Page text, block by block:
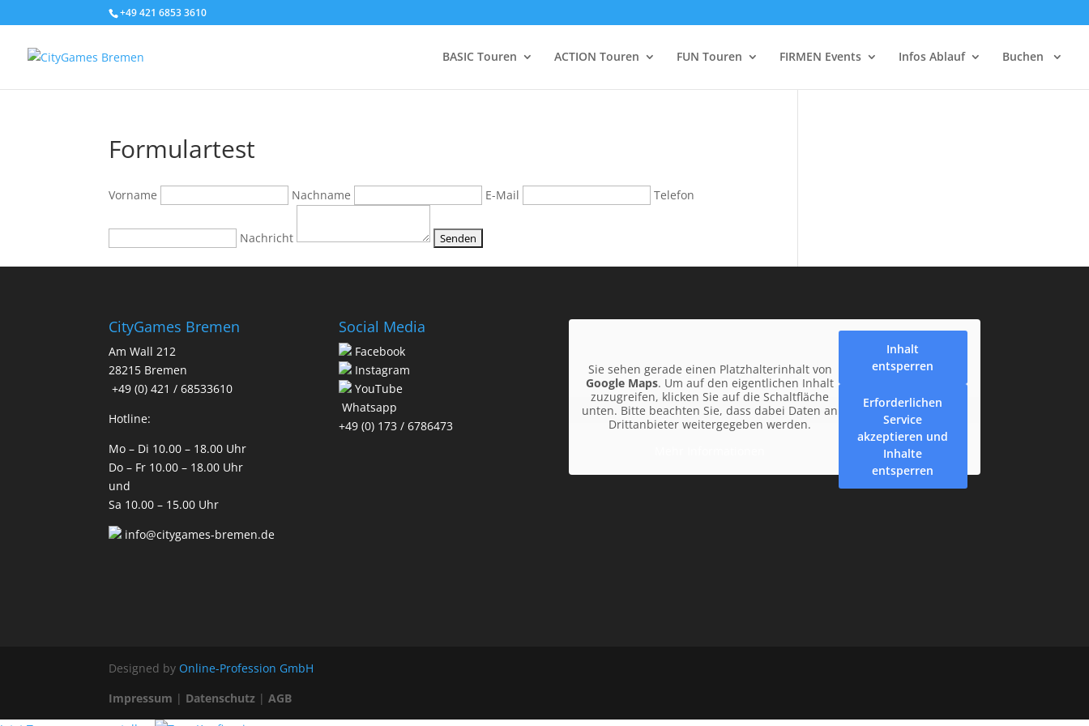
+49 421 6853 3610
BASIC Touren ACTION Touren FUN Touren FIRMEN Events Infos Ablauf Buchen
Formulartest
Vorname Nachname E-Mail Telefon
Nachricht
CityGames Bremen
Am Wall 212
28215 Bremen
+49 (0) 421 / 68533610
Hotline:
Mo – Di 10.00 – 18.00 Uhr
Do – Fr 10.00 – 18.00 Uhr
und
Sa 10.00 – 15.00 Uhr
info@citygames-bremen.de
Social Media
Facebook
Instagram
YouTube
Whatsapp
+49 (0) 173 / 6786473
Sie sehen gerade einen Platzhalterinhalt von
Google Maps. Um auf den eigentlichen Inhalt
zuzugreifen, klicken Sie auf die Schaltfläche
unten. Bitte beachten Sie, dass dabei Daten an
Drittanbieter weitergegeben werden.
Inhalt
entsperren
Erforderlichen
Service
akzeptieren und
Inhalte
entsperren
Designed by Online-Profession GmbH
Impressum | Datenschutz |AGB